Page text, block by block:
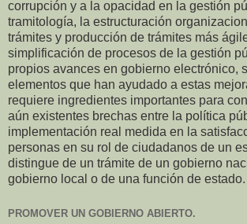
corrupción y a la opacidad en la gestión
tramitología, la estructuración
trámites y producción de trámites más
simplificación de procesos de la gestión
propios avances en gobierno electrónico,
elementos que han ayudado a estas
requiere ingredientes importantes para
aún existentes brechas entre la política
implementación real medida en la
personas en su rol de ciudadanos de un
distingue de un trámite de un gobierno
gobierno local o de una función de estado.
PROMOVER UN GOBIERNO ABIERTO.